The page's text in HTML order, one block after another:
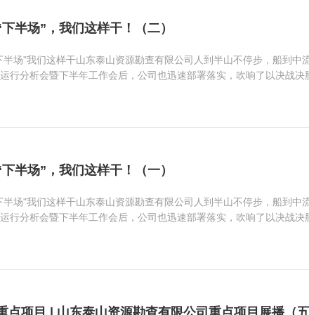
半场”，我们这样干！（二）
半场"我们这样干山东泰山资源勘查有限公司人到半山不停步，船到中
行分析会暨下半年工作会后，公司也迅速部署落实，吹响了以决战决
半场”，我们这样干！（一）
半场"我们这样干山东泰山资源勘查有限公司人到半山不停步，船到中
行分析会暨下半年工作会后，公司也迅速部署落实，吹响了以决战决
点项目 | 山东泰山资源勘查有限公司重点项目展播（五